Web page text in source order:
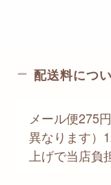
配送料につ
メール便275
異なります）
上げで当店負